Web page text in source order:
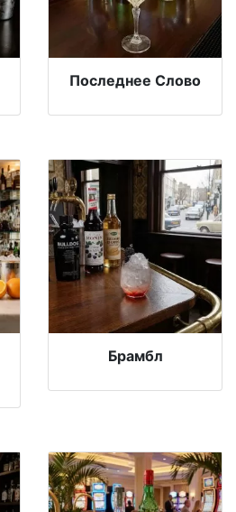
Последнее Слово
Брамбл